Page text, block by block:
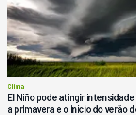
R$ 145.000
Consultar
Clima
El Niño pode atingir
a primavera e o início do verão